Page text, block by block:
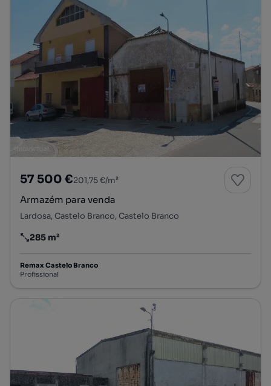
57 500 €201,75 €/m²
Armazém para venda
Lardosa, Castelo Branco, Castelo Branco
Preço por metro quadrado
285 m²
Remax Castelo Branco
Profissional